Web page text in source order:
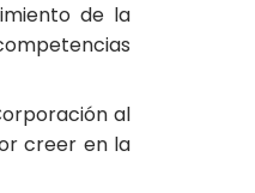
de la
al
creer en la